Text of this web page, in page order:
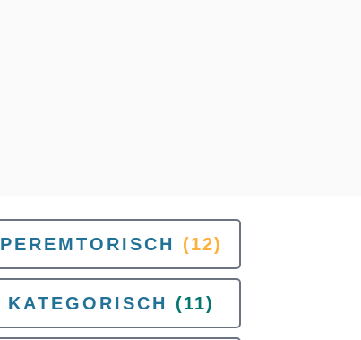
PEREMTORISCH (12)
KATEGORISCH (11)